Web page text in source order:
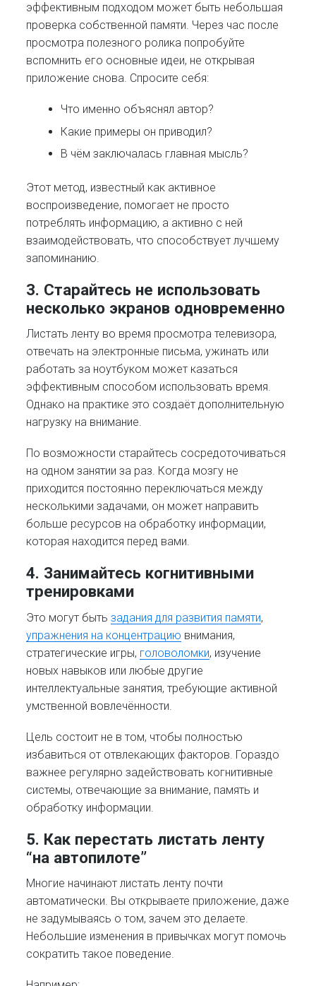
эффективным подходом может быть небольшая
проверка собственной памяти. Через час после
просмотра полезного ролика попробуйте
вспомнить его основные идеи, не открывая
приложение снова. Спросите себя:
Что именно объяснял автор?
Какие примеры он приводил?
В чём заключалась главная мысль?
Этот метод, известный как активное
воспроизведение, помогает не просто
потреблять информацию, а активно с ней
взаимодействовать, что способствует лучшему
запоминанию.
3. Старайтесь не использовать
несколько экранов одновременно
Листать ленту во время просмотра телевизора,
отвечать на электронные письма, ужинать или
работать за ноутбуком может казаться
эффективным способом использовать время.
Однако на практике это создаёт дополнительную
нагрузку на внимание.
По возможности старайтесь сосредоточиваться
на одном занятии за раз. Когда мозгу не
приходится постоянно переключаться между
несколькими задачами, он может направить
больше ресурсов на обработку информации,
которая находится перед вами.
4. Занимайтесь когнитивными
тренировками
Это могут бытьзадания для развития памяти,
упражнения на концентрацию внимания,
стратегические игры, головоломки, изучение
новых навыков или любые другие
интеллектуальные занятия, требующие активной
умственной вовлечённости.
Цель состоит не в том, чтобы полностью
избавиться от отвлекающих факторов. Гораздо
важнее регулярно задействовать когнитивные
системы, отвечающие за внимание, память и
обработку информации.
5. Как перестать листать ленту
“на автопилоте”
Многие начинают листать ленту почти
автоматически. Вы открываете приложение, даже
не задумываясь о том, зачем это делаете.
Небольшие изменения в привычках могут помочь
сократить такое поведение.